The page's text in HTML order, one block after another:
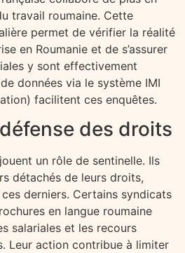
travail roumaine. Cette
permet de vérifier la réalité
en Roumanie et de s’assurer
y sont effectivement
données via le système IMI
facilitent ces enquêtes.
des droits
un rôle de sentinelle. Ils
détachés de leurs droits,
derniers. Certains syndicats
en langue roumaine
salariales et les recours
Leur action contribue à limiter